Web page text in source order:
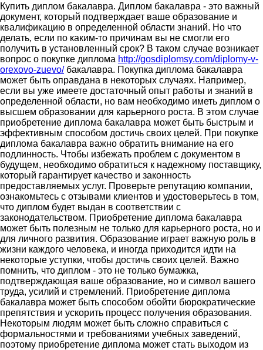
Купить диплом бакалавра. Диплом бакалавра - это важный
документ, который подтверждает ваше образование и
квалификацию в определенной области знаний. Но что
делать, если по каким-то причинам вы не смогли его
получить в установленный срок? В таком случае возникает
вопрос о покупке диплома http://gosdiplomsy.com/diplomy-v-
orexovo-zuevo/бакалавра. Покупка диплома бакалавра
может быть оправдана в некоторых случаях. Например,
если вы уже имеете достаточный опыт работы и знаний в
определенной области, но вам необходимо иметь диплом о
высшем образовании для карьерного роста. В этом случае
приобретение диплома бакалавра может быть быстрым и
эффективным способом достичь своих целей. При покупке
диплома бакалавра важно обратить внимание на его
подлинность. Чтобы избежать проблем с документом в
будущем, необходимо обратиться к надежному поставщику,
который гарантирует качество и законность
предоставляемых услуг. Проверьте репутацию компании,
ознакомьтесь с отзывами клиентов и удостоверьтесь в том,
что диплом будет выдан в соответствии с
законодательством. Приобретение диплома бакалавра
может быть полезным не только для карьерного роста, но и
для личного развития. Образование играет важную роль в
жизни каждого человека, и иногда приходится идти на
некоторые уступки, чтобы достичь своих целей. Важно
помнить, что диплом - это не только бумажка,
подтверждающая ваше образование, но и символ вашего
труда, усилий и стремлений. Приобретение диплома
бакалавра может быть способом обойти бюрократические
препятствия и ускорить процесс получения образования.
Некоторым людям может быть сложно справиться с
формальностями и требованиями учебных заведений,
поэтому приобретение диплома может стать выходом из